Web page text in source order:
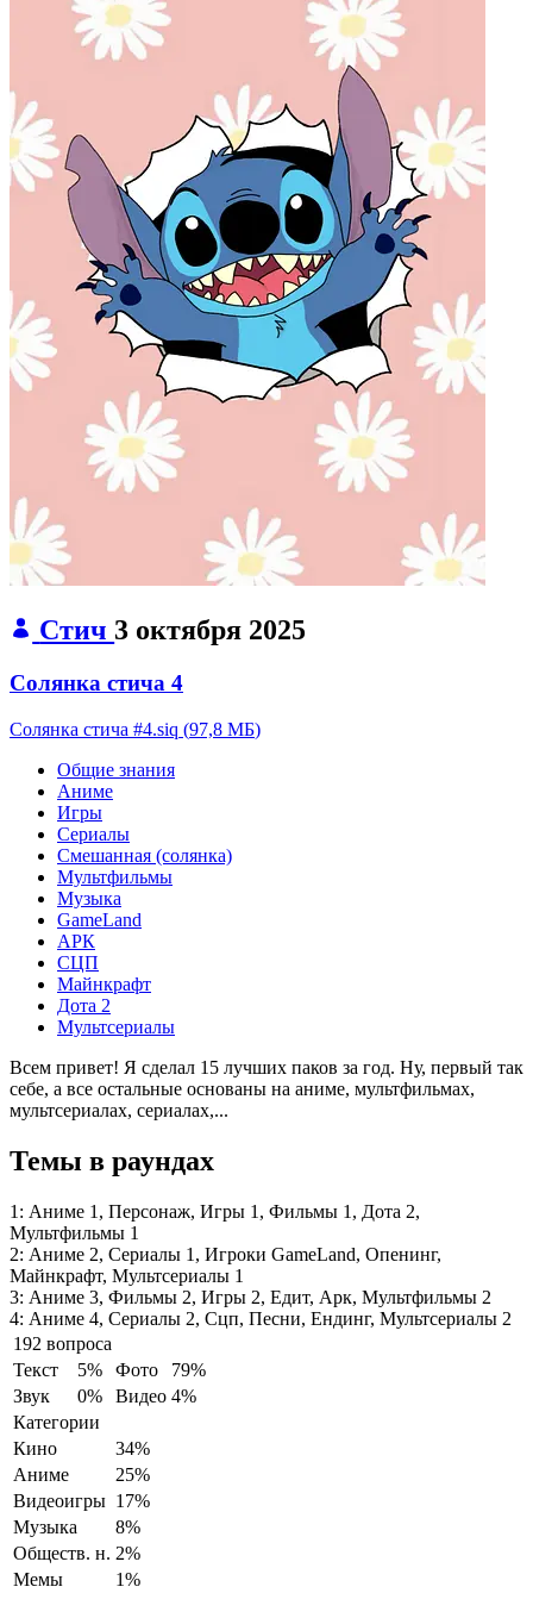
Стич 3 октября 2025
Солянка стича 4
Солянка стича #4.siq (97,8 МБ)
Общие знания
Аниме
Игры
Сериалы
Смешанная (солянка)
Мультфильмы
Музыка
GameLand
АРК
СЦП
Майнкрафт
Дота 2
Мультсериалы
Всем привет! Я сделал 15 лучших паков за год. Ну, первый так
себе, а все остальные основаны на аниме, мультфильмах,
мультсериалах, сериалах,...
Темы в раундах
1: Аниме 1, Персонаж, Игры 1, Фильмы 1, Дота 2,
Мультфильмы 1
2: Аниме 2, Сериалы 1, Игроки GameLand, Опенинг,
Майнкрафт, Мультсериалы 1
3: Аниме 3, Фильмы 2, Игры 2, Едит, Арк, Мультфильмы 2
4: Аниме 4, Сериалы 2, Сцп, Песни, Ендинг, Мультсериалы 2
192 вопроса
Текст
5% Фото
79%
Звук
0% Видео 4%
Категории
Кино
34%
Аниме
25%
Видеоигры 17%
Музыка
8%
Обществ. н. 2%
Мемы
1%